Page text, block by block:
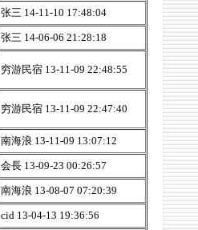
张三 14-11-10 17:48:04
张三 14-06-06 21:28:18
穷游民宿 13-11-09 22:48:55
穷游民宿 13-11-09 22:47:40
南海浪 13-11-09 13:07:12
会長 13-09-23 00:26:57
南海浪 13-08-07 07:20:39
cid 13-04-13 19:36:56